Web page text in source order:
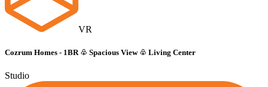
VR
Cozrum Homes - 1BR ♧ Spacious View ♧ Living Center
Studio